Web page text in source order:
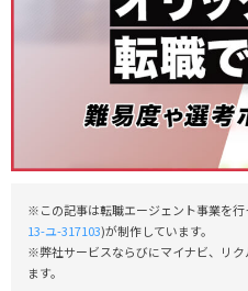
※この記事は転職エージェント事業を行
13-ユ-317103)が制作しています。
※弊社サービスならびにマイナビ、リ
ます。